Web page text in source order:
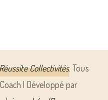
Collectivités. Tous
| Développé par